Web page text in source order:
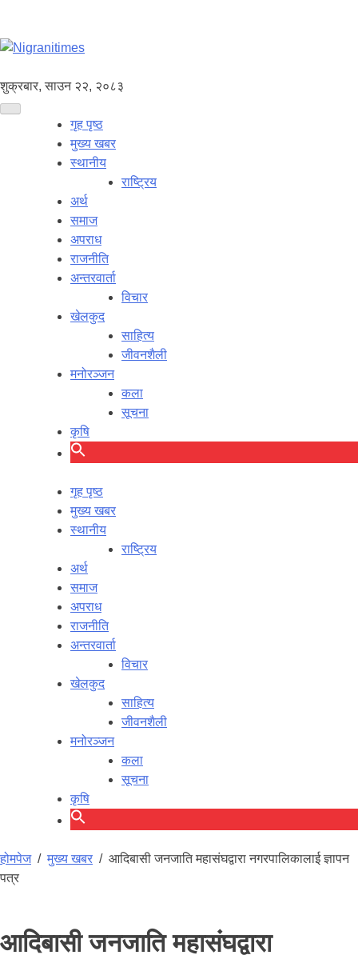
शुक्रबार, साउन २२, २०८३
गृह पृष्ठ
मुख्य खबर
स्थानीय
राष्ट्रिय
अर्थ
समाज
अपराध
राजनीति
अन्तरवार्ता
विचार
खेलकुद
साहित्य
जीवनशैली
मनोरञ्जन
कला
सूचना
कृषि
गृह पृष्ठ
मुख्य खबर
स्थानीय
राष्ट्रिय
अर्थ
समाज
अपराध
राजनीति
अन्तरवार्ता
विचार
खेलकुद
साहित्य
जीवनशैली
मनोरञ्जन
कला
सूचना
कृषि
होमपेज/मुख्य खबर / आदिबासी जनजाति महासंघद्वारा नगरपालिकालाई ज्ञापन
पत्र
आदिबासी जनजाति महासंघद्वारा